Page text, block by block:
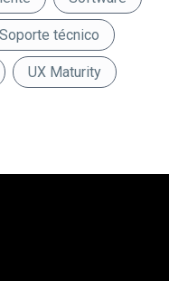
Soporte técnico
UX Maturity